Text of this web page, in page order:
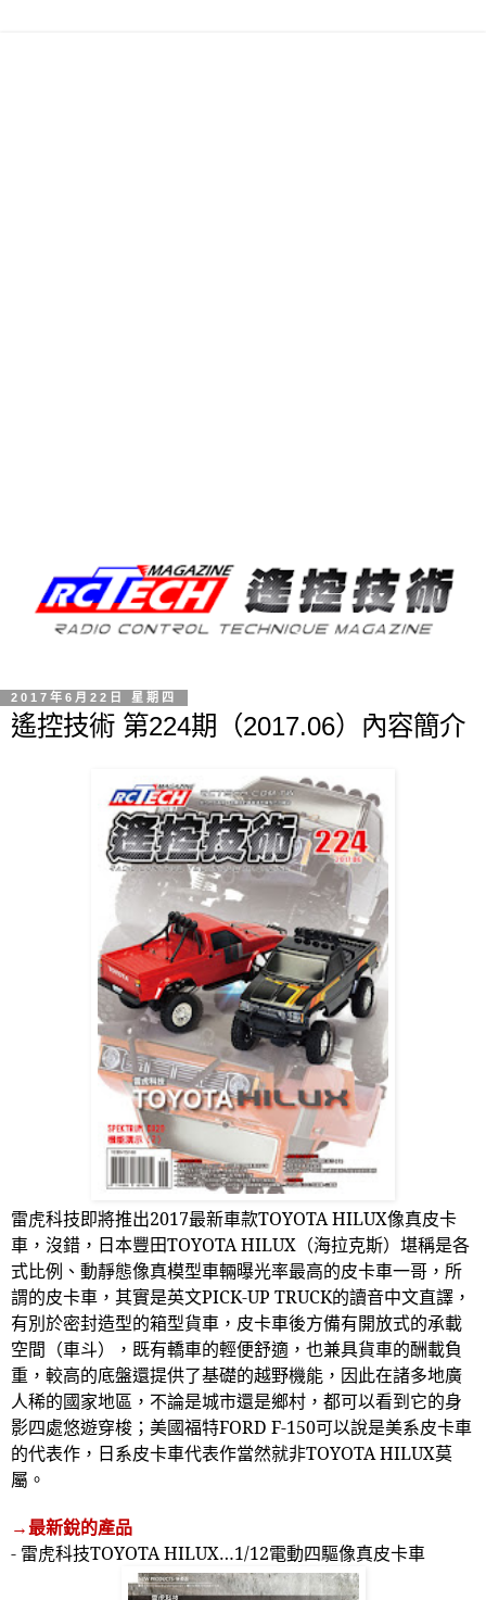
2017年6月22日 星期四
遙控技術 第224期（2017.06）內容簡介
雷虎科技即將推出2017最新車款TOYOTA HILUX像真皮卡
車，沒錯，日本豐田TOYOTA HILUX （海拉克斯）堪稱是各
式比例、動靜態像真模型車輛曝光率最高的皮卡車一哥，所
謂的皮卡車，其實是英文PICK-UP TRUCK的讀音中文直譯，
有別於密封造型的箱型貨車，皮卡車後方備有開放式的承載
空間（車斗），既有轎車的輕便舒適，也兼具貨車的酬載負
重，較高的底盤還提供了基礎的越野機能，因此在諸多地廣
人稀的國家地區，不論是城市還是鄉村，都可以看到它的身
影四處悠遊穿梭；美國福特FORD F-150可以說是美系皮卡車
的代表作，日系皮卡車代表作當然就非TOYOTA HILUX莫
屬。
→最新銳的產品
- 雷虎科技TOYOTA HILUX…1/12電動四驅像真皮卡車